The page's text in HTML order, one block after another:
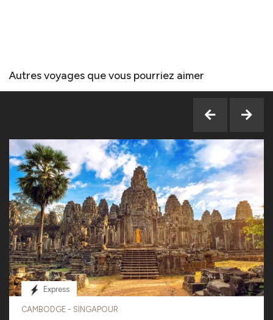
Autres voyages que vous pourriez aimer
Express
CAMBODGE - SINGAPOUR